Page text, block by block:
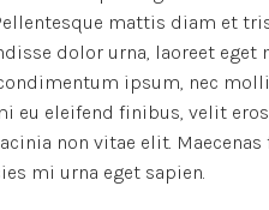
mattis diam et
dolor urna, laoreet
ipsum, nec
eu eleifend finibus, velit
non vitae elit.
mi urna eget sapien.